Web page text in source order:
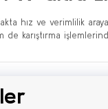
hız ve verimlilik
de karıştırma